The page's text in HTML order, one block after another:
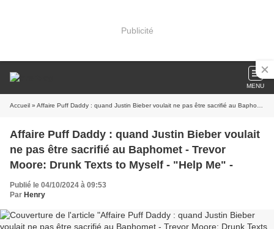
Publicité
MENU
Accueil » Affaire Puff Daddy : quand Justin Bieber voulait ne pas être sacrifié au Baphomet - Trevor Moore: Drunk Texts to Myself - "Help Me" -
Affaire Puff Daddy : quand Justin Bieber voulait
ne pas être sacrifié au Baphomet - Trevor
Moore: Drunk Texts to Myself - "Help Me" -
Publié le 04/10/2024 à 09:53
Par Henry